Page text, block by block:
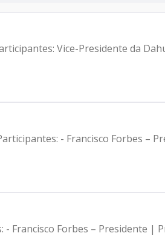
Vice-Presidente da
- Francisco Forbes –
Francisco Forbes – Presidente |